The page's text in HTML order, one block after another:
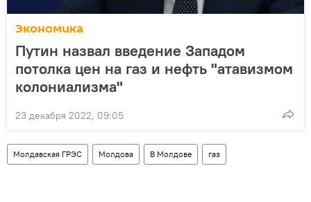
Экономика
Путин назвал введение Западом
потолка цен на газ и нефть "атавизмом
колониализма"
23 декабря 2022, 09:05
Молдавская ГРЭС Молдова В Молдове газ